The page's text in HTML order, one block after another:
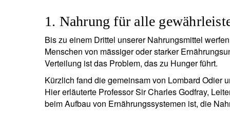
1. Nahrung für alle
Bis zu einem Drittel unserer Nahrungsmittel
Menschen von mässiger oder starker
Verteilung ist das Problem, das zu Hunger führt.
Kürzlich fand die gemeinsam von Lombard Odier
Hier erläuterte Professor Sir Charles Godfray,
beim Aufbau von Ernährungssystemen ist, die